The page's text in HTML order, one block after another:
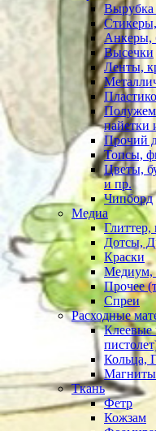
Вырубка
Анкеры,
Высечки
Ленты,
пайетки
Прочий
Топсы,
Цветы,
и пр.
Чипборд
Медиа
Глиттер,
Дотсы,
Краски
Медиум,
Прочее
Спреи
Расходные
Клеевые
Кольца,
Магниты
Ткань
Фетр
Кожзам